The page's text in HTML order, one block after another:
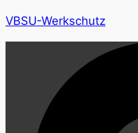
VBSU-Werkschutz